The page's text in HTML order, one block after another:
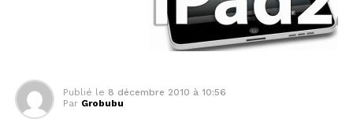
Publié le 8 décembre 2010 à 10:56
Par Grobubu